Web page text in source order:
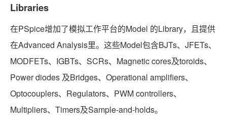
Libraries
在PSpice增加了模拟工作平台的Model 的Library，且提供
在Advanced Analysis里。这些Model包含BJTs、JFETs、
MODFETs、IGBTs、SCRs、Magnetic cores及toroids、
Power diodes 及Bridges、Operational amplifiers、
Optocouplers、Regulators、PWM controllers、
Multipliers、Timers及Sample-and-holds。